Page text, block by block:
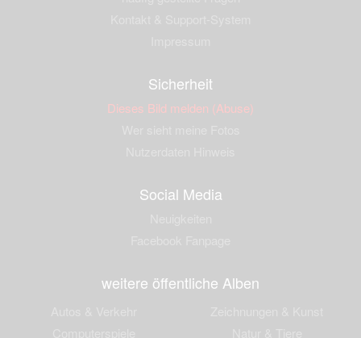
Sicherheit
Dieses Bild melden (Abuse)
Social Media
weitere öffentliche Alben